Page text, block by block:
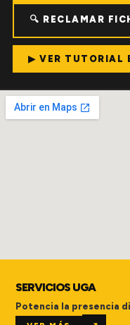
🔍 RECLAMAR
▶ VER TUTORIAL
SERVICIOS UGA
Potencia la presencia